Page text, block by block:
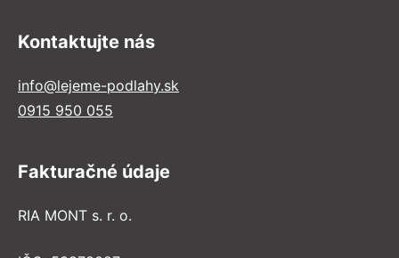
Kontaktujte nás
info@lejeme-podlahy.sk
0915 950 055
Fakturačné údaje
RIA MONT s. r. o.